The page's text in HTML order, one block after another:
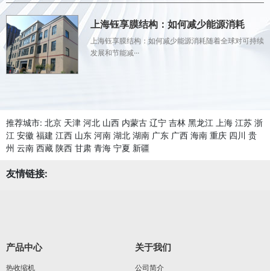
上海钰享膜结构：如何减少能源消耗
上海钰享膜结构：如何减少能源消耗随着全球对可持续
发展和节能减···
推荐城市: 北京 天津 河北 山西 内蒙古 辽宁 吉林 黑龙江 上海 江苏 浙
江 安徽 福建 江西 山东 河南 湖北 湖南 广东 广西 海南 重庆 四川 贵
州 云南 西藏 陕西 甘肃 青海 宁夏 新疆
友情链接:
产品中心
热收缩机
关于我们
公司简介